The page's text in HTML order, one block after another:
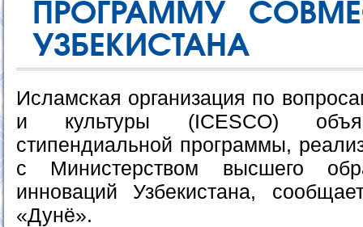
ПРОГРАММУ
УЗБЕКИСТАНА
Исламская организация по
и культуры (ICESCO)
стипендиальной программы,
с Министерством высшего
инноваций Узбекистана,
«Дунё».